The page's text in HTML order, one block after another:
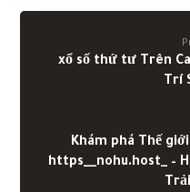
xổ số thứ tư Trên
Trí
Khám phá Thế
https__nohu.host_ –